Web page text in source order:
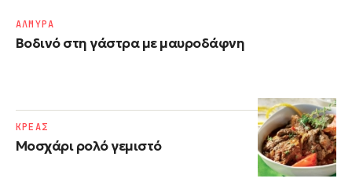
Βοδινό στη γάστρα με μαυροδάφνη
ΑΛΜΥΡΑ
Μοσχάρι ρολό γεμιστό
ΚΡΕΑΣ